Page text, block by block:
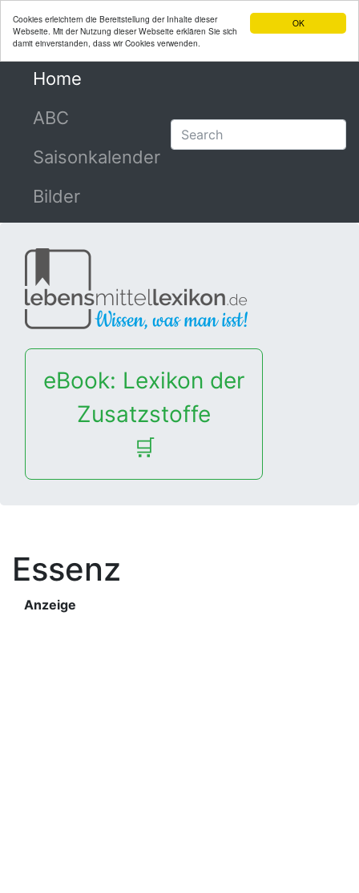
OK
Cookies erleichtern die Bereitstellung der Inhalte dieser
Webseite. Mit der Nutzung dieser Webseite erklären Sie sich
damit einverstanden, dass wir Cookies verwenden.
Home
ABC
Saisonkalender
Bilder
eBook: Lexikon der
Zusatzstoffe
🛒
Essenz
Anzeige